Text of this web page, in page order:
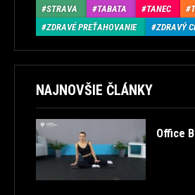
STRAVA
TABATA TANEC
ZDRAVÉ PREŤAHOVANIE
ZDRAVÝ
NAJNOVŠIE ČLÁNKY
Office